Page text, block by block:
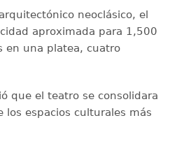
neoclásico, el
aproximada para 1,500
en una platea, cuatro
que el teatro se consolidara
los espacios culturales más